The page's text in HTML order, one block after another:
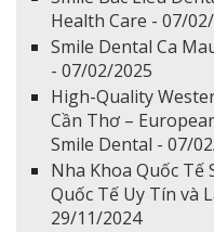
Health Care - 07/
Smile Dental Ca
- 07/02/2025
High-Quality
Cần Thơ –
Smile Dental - 07/
Nha Khoa Quốc Tế
Quốc Tế Uy Tín và
29/11/2024